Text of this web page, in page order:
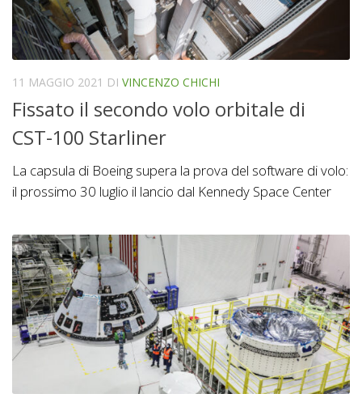
11 MAGGIO 2021 DI VINCENZO CHICHI
Fissato il secondo volo orbitale di
CST-100 Starliner
La capsula di Boeing supera la prova del software di volo:
il prossimo 30 luglio il lancio dal Kennedy Space Center